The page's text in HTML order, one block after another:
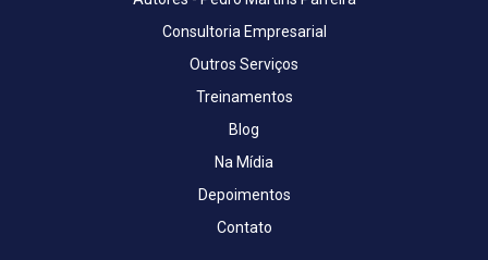
Consultoria Empresarial
Outros Serviços
Treinamentos
Blog
Na Mídia
Depoimentos
Contato